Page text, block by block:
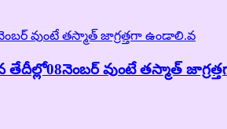
తేదీల్లో08నెంబర్ వుంటే తస్మాత్